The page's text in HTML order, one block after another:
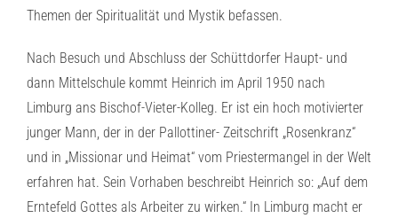
Themen der Spiritualität und Mystik befassen.
Nach Besuch und Abschluss der Schüttdorfer Haupt- und
dann Mittelschule kommt Heinrich im April 1950 nach
Limburg ans Bischof-Vieter-Kolleg. Er ist ein hoch motivierter
junger Mann, der in der Pallottiner- Zeitschrift „Rosenkranz“
und in „Missionar und Heimat“ vom Priestermangel in der Welt
erfahren hat. Sein Vorhaben beschreibt Heinrich so: „Auf dem
Erntefeld Gottes als Arbeiter zu wirken.“ In Limburg macht er